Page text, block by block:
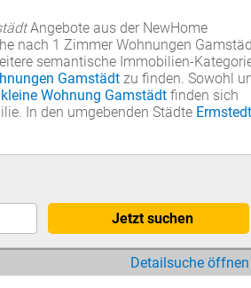
Angebote aus der NewHome
nach 1 Zimmer Wohnungen
semantische Immobilien-
Gamstädt zu finden. Sowohl
Wohnung Gamstädt finden sich
In den umgebenden Städte Ermstedt
Jetzt suchen
Detailsuche öffnen